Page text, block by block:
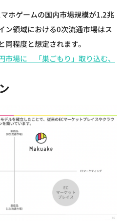
ホゲームの国内市場規模が1.2兆
ン領域における0次流通市場はス
程度と想定されます。
市場に 「巣ごもり」取り込む、